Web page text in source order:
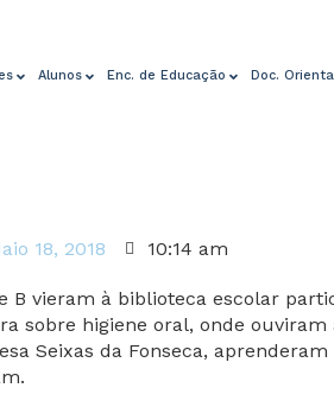
Alunos Enc. de Educação Doc.
18, 2018 10:14 am
e B vieram à biblioteca escolar
sobre higiene oral, onde ouviram
Seixas da Fonseca,